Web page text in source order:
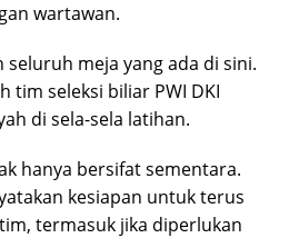
wartawan.
seluruh meja yang ada di sini.
tim seleksi biliar PWI DKI
di sela-sela latihan.
hanya bersifat sementara.
kesiapan untuk terus
termasuk jika diperlukan